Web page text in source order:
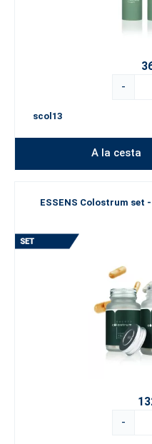
-
scol13
A la cesta
ESSENS Colostrum
-